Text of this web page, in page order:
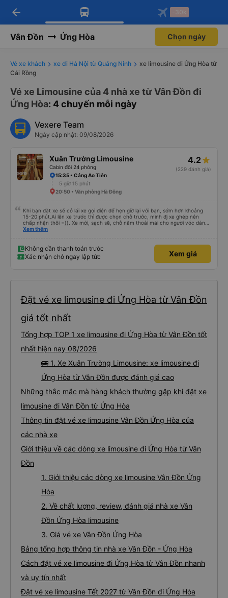
Tải app Vexere ngay!
Nhận ưu đãi thành viên độc
Mở app
Tải app Vexere
-30k/ghế khi đặt vé máy bay qua
Mở app
arrow_back -30k
Vân Đồn Ứng Hòa Chọn ngày
Vé xe khách xe đi Hà Nội từ Quảng Ninh
xe limousine đi Ứng Hòa từ
Cái Rồng
Vé xe Limousine của 4 nhà xe từ Vân Đồn đi
Ứng Hòa: 4 chuyến mỗi ngày
Vexere Team
Ngày cập nhật: 09/08/2026
Xuân Trường Limousine
Cabin đôi 24 phòng
4.2
(229 đánh giá)
15:35 • Cảng Ao Tiên
5 giờ 15 phút
20:50 • Văn phòng Hà Đông
Khi bạn đặt xe sẽ có lái xe gọi điện để hẹn giờ lại với bạn, sớm hơn khoảng
15-20 phút.Ai lên xe trước thì được chọn chỗ trước, mình đj xe ghép nên
chấp nhận thôi =)). Xe mới, sạch sẽ, chỗ nằm thoải mái cho người vóc dáng
vừa ( ai m8 người thì hơi vướng víu xíu ha ). Hừm xe mới, điều hoà lạnh sâu
trong chuyến đi tỉnh dậy sương sương khoảng 2-3 lần nhưng vẫn ngủ ngon
(may béo nên dễ ngủ tỉnh là ngủ típ ). Nhà xe nên mắc cái rèm hay màn
nhựa ngăn cách khách với lái xe, ổm cho 2 bên. Nói chung mình rất có thiện
Xem thêm
Không cần thanh toán trước
Xác nhận chỗ ngay lập tức
Xem giá
Đặt vé xe limousine đi Ứng Hòa từ Vân Đồn
giá tốt nhất
Tổng hợp TOP 1 xe limousine đi Ứng Hòa từ Vân Đồn tốt
nhất hiện nay 08/2026
🚌 1. Xe Xuân Trường Limousine: xe limousine đi
Ứng Hòa từ Vân Đồn được đánh giá cao
Những thắc mắc mà hàng khách thường gặp khi đặt xe
limousine đi Vân Đồn từ Ứng Hòa
Thông tin đặt vé xe limousine Vân Đồn Ứng Hòa của
các nhà xe
Giới thiệu về các dòng xe limousine đi Ứng Hòa từ Vân
Đồn
1. Giới thiệu các dòng xe limousine Vân Đồn Ứng
Hòa
2. Về chất lượng, review, đánh giá nhà xe Vân
Đồn Ứng Hòa limousine
3. Giá vé xe Vân Đồn Ứng Hòa
Bảng tổng hợp thông tin nhà xe Vân Đồn - Ứng Hòa
Cách đặt vé xe limousine đi Ứng Hòa từ Vân Đồn nhanh
và uy tín nhất
Đặt vé xe limousine Tết 2027 từ Vân Đồn đi Ứng Hòa